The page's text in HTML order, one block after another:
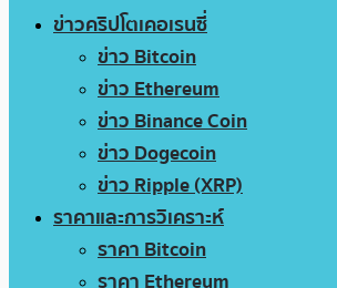
ข่าวคริปโตเคอเรนซี่
ข่าว Bitcoin
ข่าว Ethereum
ข่าว Binance Coin
ข่าว Dogecoin
ข่าว Ripple (XRP)
ราคาและการวิเคราะห์
ราคา Bitcoin